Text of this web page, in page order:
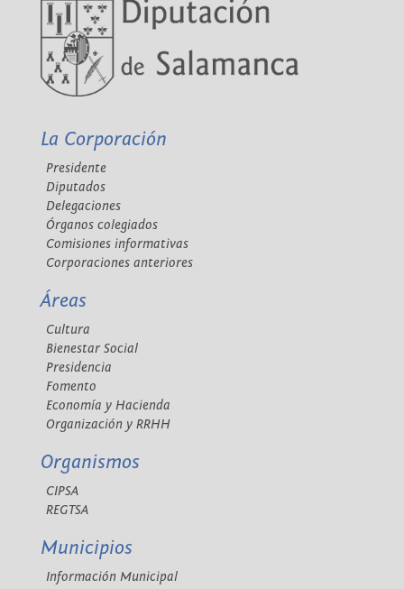
La Corporación
Presidente
Diputados
Delegaciones
Órganos colegiados
Comisiones informativas
Corporaciones anteriores
Áreas
Cultura
Bienestar Social
Presidencia
Fomento
Economía y Hacienda
Organización y RRHH
Organismos
CIPSA
REGTSA
Municipios
Información Municipal